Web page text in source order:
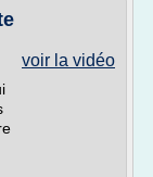
voir la vidéo